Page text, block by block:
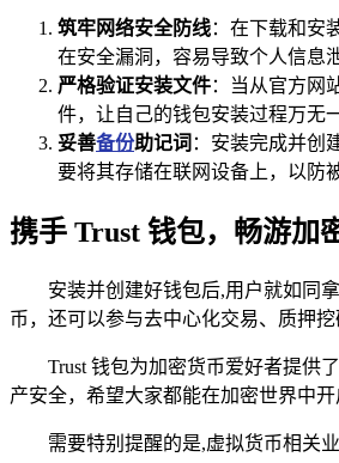
筑牢网络安全防线：在下载和安
在安全漏洞，容易导致个人信息
严格验证安装文件：当从官方网
件，让自己的钱包安装过程万无
妥善备份助记词 ：安装完成并创
要将其存储在联网设备上，以防
携手 Trust 钱包，畅游加
安装并创建好钱包后,用户就如同
币，还可以参与去中心化交易、质押
Trust 钱包为加密货币爱好者提供
产安全，希望大家都能在加密世界中开
需要特别提醒的是,虚拟货币相关